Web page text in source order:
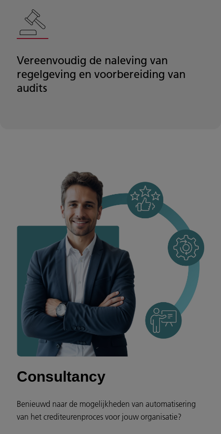
Vereenvoudig de naleving van
regelgeving en voorbereiding van
audits
Consultancy
Benieuwd naar de mogelijkheden van automatisering
van het crediteurenproces voor jouw organisatie?